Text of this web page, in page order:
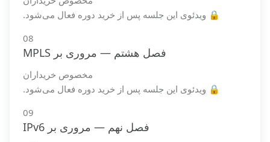
🔒 ویدئوی این جلسه پس از خرید دوره فعال می‌شود.
08
فصل هشتم — مروری بر MPLS
مخصوص خریداران
🔒 ویدئوی این جلسه پس از خرید دوره فعال می‌شود.
09
فصل نهم — مروری بر IPv6